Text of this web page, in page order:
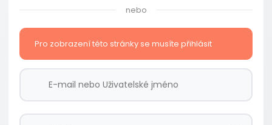
nebo
Pro zobrazení této stránky se musíte přihlásit